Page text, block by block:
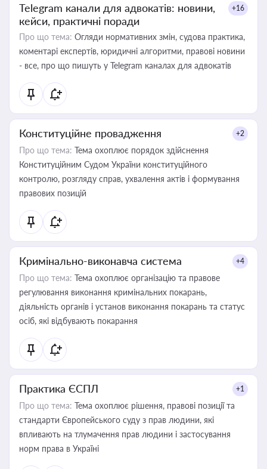
Telegram канали для адвокатів: новини,
кейси, практичні поради
+16
Про що тема: Огляди нормативних змін, судова практика,
коментарі експертів, юридичні алгоритми, правові новини
- все, про що пишуть у Telegram каналах для адвокатів
Конституційне провадження +2
Про що тема: Тема охоплює порядок здійснення
Конституційним Судом України конституційного
контролю, розгляду справ, ухвалення актів і формування
правових позицій
Кримінально-виконавча система +4
Про що тема: Тема охоплює організацію та правове
регулювання виконання кримінальних покарань,
діяльність органів і установ виконання покарань та статус
осіб, які відбувають покарання
Практика ЄСПЛ +1
Про що тема: Тема охоплює рішення, правові позиції та
стандарти Європейського суду з прав людини, які
впливають на тлумачення прав людини і застосування
норм права в Україні